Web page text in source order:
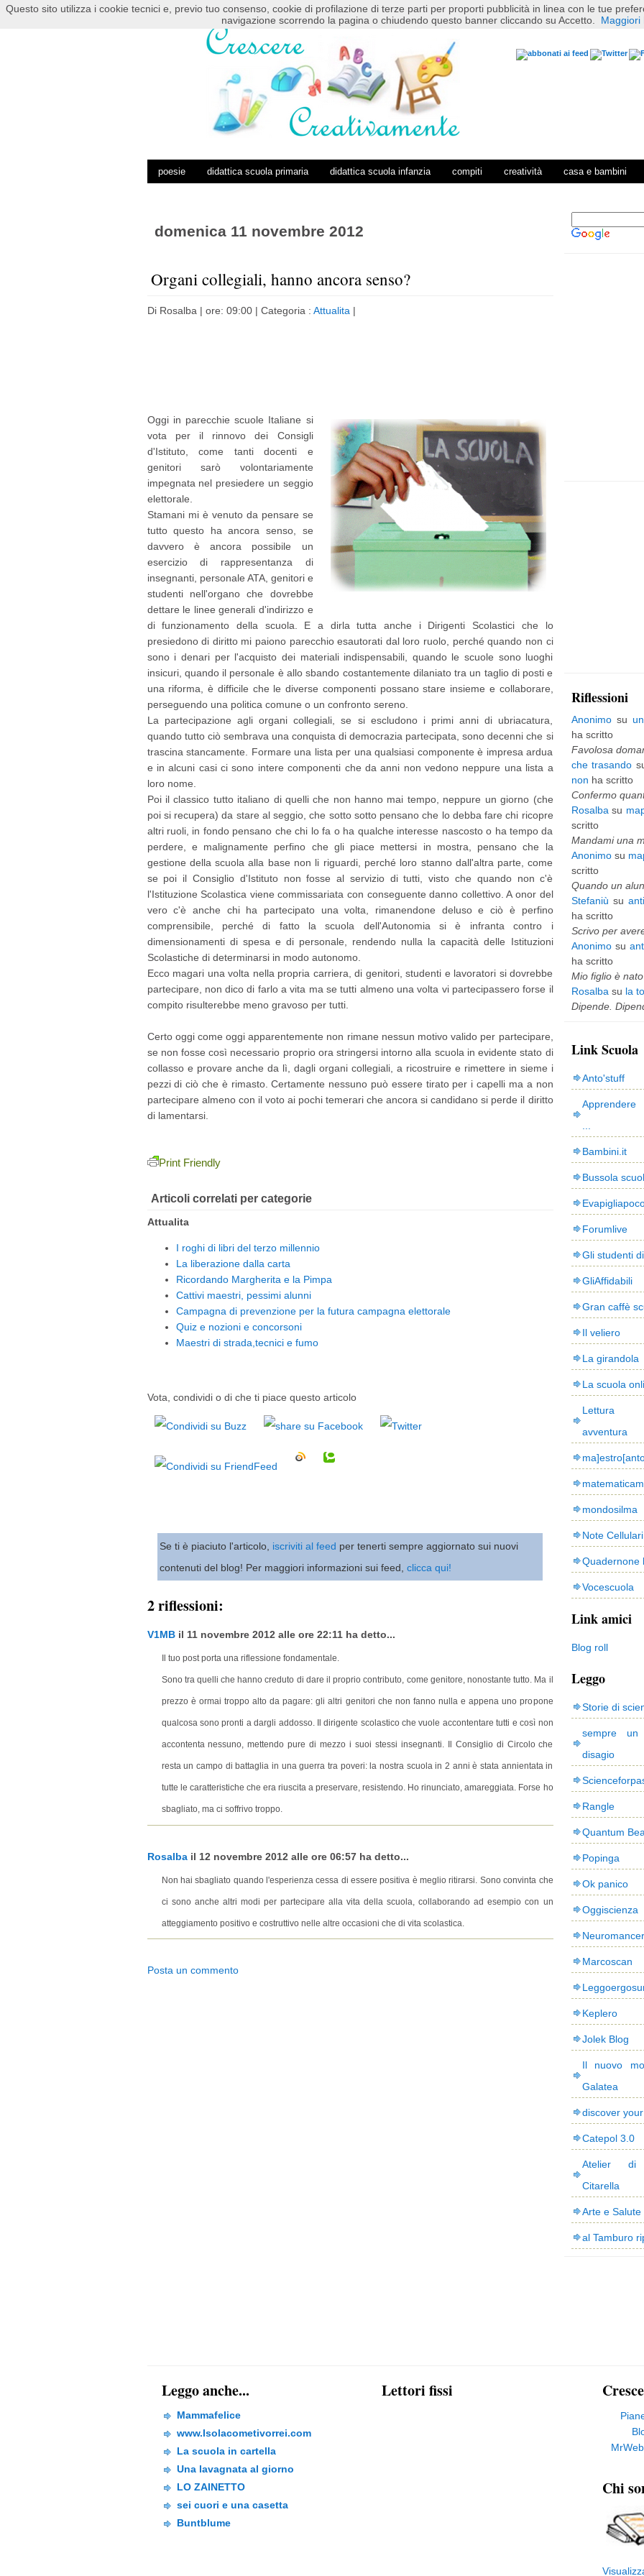
HOME POSTS RSS COMMENTS RSS
poesie didattica scuola primaria didattica scuola infanzia compiti creatività casa e bambini
domenica 11 novembre 2012
Organi collegiali, hanno ancora senso?
Di Rosalba | ore: 09:00 | Categoria : Attualita |
Oggi in parecchie scuole Italiane si
vota per il rinnovo dei Consigli
d'Istituto, come tanti docenti e
genitori sarò volontariamente
impegnata nel presiedere un seggio
elettorale.
Stamani mi è venuto da pensare se
tutto questo ha ancora senso, se
davvero è ancora possibile un
esercizio di rappresentanza di
insegnanti, personale ATA, genitori e
studenti nell'organo che dovrebbe
dettare le linee generali d'indirizzo e
di funzionamento della scuola. E a dirla tutta anche i Dirigenti Scolastici che lo
presiedono di diritto mi paiono parecchio esautorati dal loro ruolo, perché quando non ci
sono i denari per l'acquisto dei materiali indispensabili, quando le scuole sono luoghi
insicuri, quando il personale è allo sbando costantemente dilaniato tra un taglio di posti e
una riforma, è difficile che le diverse componenti possano stare insieme e collaborare,
perseguendo una politica comune o un confronto sereno.
La partecipazione agli organi collegiali, se si escludono i primi anni di ubriacatura,
quando tutto ciò sembrava una conquista di democrazia partecipata, sono decenni che si
trascina stancamente. Formare una lista per una qualsiasi componente è impresa ardua
e in alcuni casi ci sono intere componenti che da anni non vedono neppure una lista a
loro nome.
Poi il classico tutto italiano di quelli che non hanno mai tempo, neppure un giorno (che
poi si recupera) da stare al seggio, che sotto sotto pensano che lo debba fare chi ricopre
altri ruoli, in fondo pensano che chi lo fa o ha qualche interesse nascosto o ha tempo da
perdere, e malignamente perfino che gli piace mettersi in mostra, pensano che la
gestione della scuola alla base non li riguardi, perché loro stanno dall'altra parte, come
se poi il Consiglio d'Istituto non fosse al servizio di tutti, visto che quando non c'è
l'Istituzione Scolastica viene commissariata con conseguente danno collettivo. A onor del
vero c'è anche chi ha partecipato una volta, rimanendone deluso e ciò è perfino
comprensibile, perché di fatto la scuola dell'Autonomia si è infranta contro i
dimensionamenti di spesa e di personale, rendendo nulla la capacità delle Istituzioni
Scolastiche di determinarsi in modo autonomo.
Ecco magari una volta nella propria carriera, di genitori, studenti e lavoratori si dovrebbe
partecipare, non dico di farlo a vita ma se tutti almeno una volta vi partecipassero forse il
compito risulterebbe meno gravoso per tutti.
Certo oggi come oggi apparentemente non rimane nessun motivo valido per partecipare,
se non fosse così necessario proprio ora stringersi intorno alla scuola in evidente stato di
collasso e provare anche da lì, dagli organi collegiali, a ricostruire e rimettere in sieme i
pezzi di ciò che è rimasto. Certamente nessuno può essere tirato per i capelli ma a non
partecipare almeno con il voto ai pochi temerari che ancora si candidano si perde il diritto
di lamentarsi.
Print Friendly
Articoli correlati per categorie
Attualita
I roghi di libri del terzo millennio
La liberazione dalla carta
Ricordando Margherita e la Pimpa
Cattivi maestri, pessimi alunni
Campagna di prevenzione per la futura campagna elettorale
Quiz e nozioni e concorsoni
Maestri di strada,tecnici e fumo
Vota, condividi o di che ti piace questo articolo
Se ti è piaciuto l'articolo, iscriviti al feed per tenerti sempre aggiornato sui nuovi
contenuti del blog! Per maggiori informazioni sui feed, clicca qui!
2 riflessioni:
V1MBil 11 novembre 2012 alle ore 22:11 ha detto...
Il tuo post porta una riflessione fondamentale.
Sono tra quelli che hanno creduto di dare il proprio contributo, come genitore, nonostante tutto. Ma il
prezzo è ormai troppo alto da pagare: gli altri genitori che non fanno nulla e appena uno propone
qualcosa sono pronti a dargli addosso. Il dirigente scolastico che vuole accontentare tutti e così non
accontenta nessuno, mettendo pure di mezzo i suoi stessi insegnanti. Il Consiglio di Circolo che
resta un campo di battaglia in una guerra tra poveri: la nostra scuola in 2 anni è stata annientata in
tutte le caratteristiche che era riuscita a preservare, resistendo. Ho rinunciato, amareggiata. Forse ho
sbagliato, ma ci soffrivo troppo.
Rosalbail 12 novembre 2012 alle ore 06:57 ha detto...
Non hai sbagliato quando l'esperienza cessa di essere positiva è meglio ritirarsi. Sono convinta che
ci sono anche altri modi per partecipare alla vita della scuola, collaborando ad esempio con un
atteggiamento positivo e costruttivo nelle altre occasioni che di vita scolastica.
Posta un commento
s
t
p
i
v
e
c
h
i
Riflessioni
Anonimosu
ha scritto
Favolosa
che trasando
non ha scritto
Confermo
Rosalba su
scritto
Mandami una
Anonimosu
scritto
Quando un
Stefaniù su
ha scritto
Scrivo per avere
Anonimosu
ha scritto
Mio figlio è nato
Rosalba su la
Dipende.
Link Scuola
Anto'stuff
Bambini.it
Bussola
Forumlive
Gli studenti
GliAffidabili
Gran caffè
Il veliero
La girandola
La scuola
avventura
mondosilma
Note Cellulari
Quadernone
Vocescuola
Link amici
Blog roll
Leggo
Storie di
sempre
disagio
Rangle
Quantum
Popinga
Ok panico
Oggiscienza
Neuromancer
Marcoscan
Keplero
Jolek Blog
Il nuovo
Galatea
discover
Catepol 3.0
Atelier di
Citarella
Arte e Salute
al Tamburo
Leggo anche...
Mammafelice
www.Isolacometivorrei.com
La scuola in cartella
Una lavagnata al giorno
LO ZAINETTO
sei cuori e una casetta
Buntblume
Lettori fissi
Chi
Questo sito utilizza i cookie tecnici e, previo tuo consenso, cookie di profilazione di terze parti per proporti pubblicità in linea con le tue
navigazione scorrendo la pagina o chiudendo questo banner cliccando su Accetto.
Maggiori